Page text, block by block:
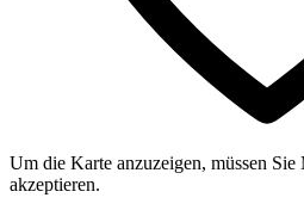
Um die Karte anzuzeigen, müssen
akzeptieren.